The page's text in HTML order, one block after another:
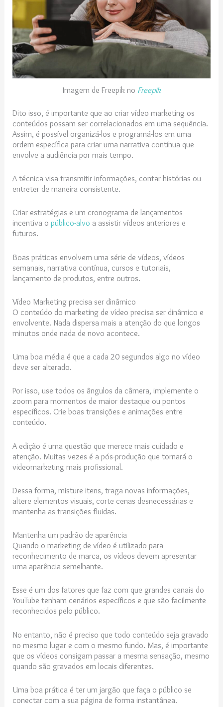
Imagem de Freepik no Freepik
Dito isso, é importante que ao criar vídeo marketing os
conteúdos possam ser correlacionados em uma sequência.
Assim, é possível organizá-los e programá-los em uma
ordem específica para criar uma narrativa contínua que
envolve a audiência por mais tempo.
A técnica visa transmitir informações, contar histórias ou
entreter de maneira consistente.
Criar estratégias e um cronograma de lançamentos
incentiva opúblico-alvo a assistir vídeos anteriores e
futuros.
Boas práticas envolvem uma série de vídeos, vídeos
semanais, narrativa contínua, cursos e tutoriais,
lançamento de produtos, entre outros.
Vídeo Marketing precisa ser dinâmico
O conteúdo do marketing de vídeo precisa ser dinâmico e
envolvente. Nada dispersa mais a atenção do que longos
minutos onde nada de novo acontece.
Uma boa média é que a cada 20 segundos algo no vídeo
deve ser alterado.
Por isso, use todos os ângulos da câmera, implemente o
zoom para momentos de maior destaque ou pontos
específicos. Crie boas transições e animações entre
conteúdo.
A edição é uma questão que merece mais cuidado e
atenção. Muitas vezes é a pós-produção que tornará o
videomarketing mais profissional.
Dessa forma, misture itens, traga novas informações,
altere elementos visuais, corte cenas desnecessárias e
mantenha as transições fluidas.
Mantenha um padrão de aparência
Quando o marketing de vídeo é utilizado para
reconhecimento de marca, os vídeos devem apresentar
uma aparência semelhante.
Esse é um dos fatores que faz com que grandes canais do
YouTube tenham cenários específicos e que são facilmente
reconhecidos pelo público.
No entanto, não é preciso que todo conteúdo seja gravado
no mesmo lugar e com o mesmo fundo. Mas, é importante
que os vídeos consigam passar a mesma sensação, mesmo
quando são gravados em locais diferentes.
Uma boa prática é ter um jargão que faça o público se
conectar com a sua página de forma instantânea.